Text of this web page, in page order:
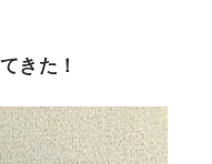
きた！